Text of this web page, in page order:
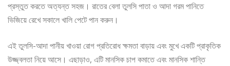
প্রস্তুত করতে অত্যন্ত সহজ। রাতের বেলা তুলসি পাতা ও আদা গরম পানিতে
ভিজিয়ে রেখে সকালে খালি পেটে পান করুন।
এই তুলসি-আদা পানীয় খাওয়া রোগ প্রতিরোধ ক্ষমতা বাড়ায় এবং মুখে একটি প্রাকৃতিক
উজ্জ্বলতা নিয়ে আসে। এছাড়াও, এটি মানসিক চাপ কমাতে এবং মানসিক শান্তি